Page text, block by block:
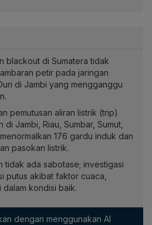
blackout di Sumatera tidak
petir pada jaringan
di Jambi yang mengganggu
pemutusan aliran listrik (trip)
Jambi, Riau, Sumbar, Sumut,
176 gardu induk dan
pasokan listrik.
tidak ada sabotase; investigasi
putus akibat faktor cuaca,
kondisi baik.
dengan menggunakan AI